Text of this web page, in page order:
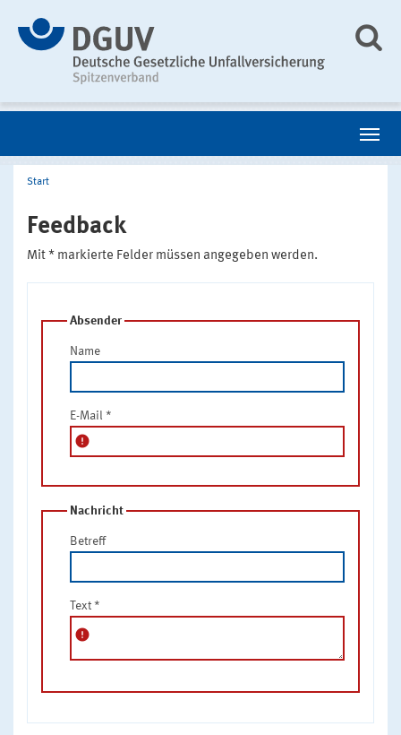
Start
Feedback
Mit * markierte Felder müssen angegeben werden.
Absender
Name
E-Mail *
error
Nachricht
Betreff
Text *
error